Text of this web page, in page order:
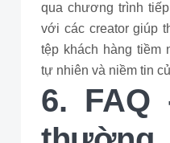
qua chương trình
với các creator giúp
tệp khách hàng tiềm
tự nhiên và niềm tin
6. FAQ